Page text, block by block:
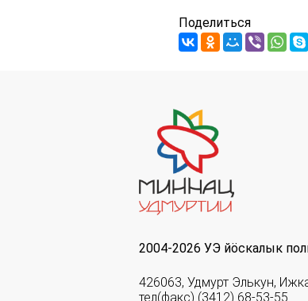
Поделиться
2004-2026 УЭ йöскалык
426063, Удмурт Элькун,
тел(факс) (3412) 68-53-55